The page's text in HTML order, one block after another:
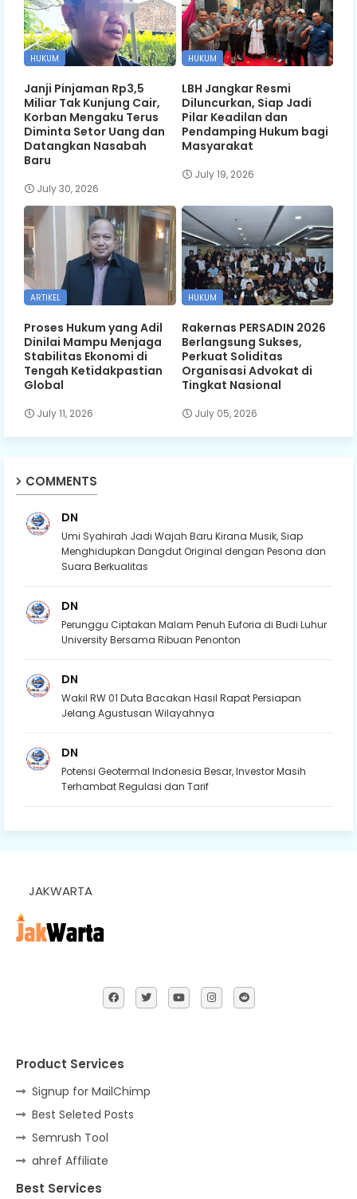
HUKUM
Janji Pinjaman Rp3,5
Miliar Tak Kunjung Cair,
Korban Mengaku Terus
Diminta Setor Uang dan
Datangkan Nasabah
Baru
July 30, 2026
HUKUM
LBH Jangkar Resmi
Diluncurkan, Siap Jadi
Pilar Keadilan dan
Pendamping Hukum bagi
Masyarakat
July 19, 2026
ARTIKEL
Proses Hukum yang Adil
Dinilai Mampu Menjaga
Stabilitas Ekonomi di
Tengah Ketidakpastian
Global
July 11, 2026
HUKUM
Rakernas PERSADIN 2026
Berlangsung Sukses,
Perkuat Soliditas
Organisasi Advokat di
Tingkat Nasional
July 05, 2026
COMMENTS
DN
Umi Syahirah Jadi Wajah Baru Kirana Musik, Siap
Menghidupkan Dangdut Original dengan Pesona dan
Suara Berkualitas
DN
Perunggu Ciptakan Malam Penuh Euforia di Budi Luhur
University Bersama Ribuan Penonton
DN
Wakil RW 01 Duta Bacakan Hasil Rapat Persiapan
Jelang Agustusan Wilayahnya
DN
Potensi Geotermal Indonesia Besar, Investor Masih
Terhambat Regulasi dan Tarif
JAKWARTA
Product Services
Signup for MailChimp
Best Seleted Posts
Semrush Tool
ahref Affiliate
Best Services